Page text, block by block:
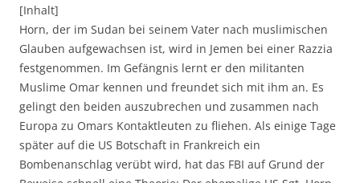
[Inhalt]
Horn, der im Sudan bei seinem Vater nach muslimischen
Glauben aufgewachsen ist, wird in Jemen bei einer Razzia
festgenommen. Im Gefängnis lernt er den militanten
Muslime Omar kennen und freundet sich mit ihm an. Es
gelingt den beiden auszubrechen und zusammen nach
Europa zu Omars Kontaktleuten zu fliehen. Als einige Tage
später auf die US Botschaft in Frankreich ein
Bombenanschlag verübt wird, hat das FBI auf Grund der